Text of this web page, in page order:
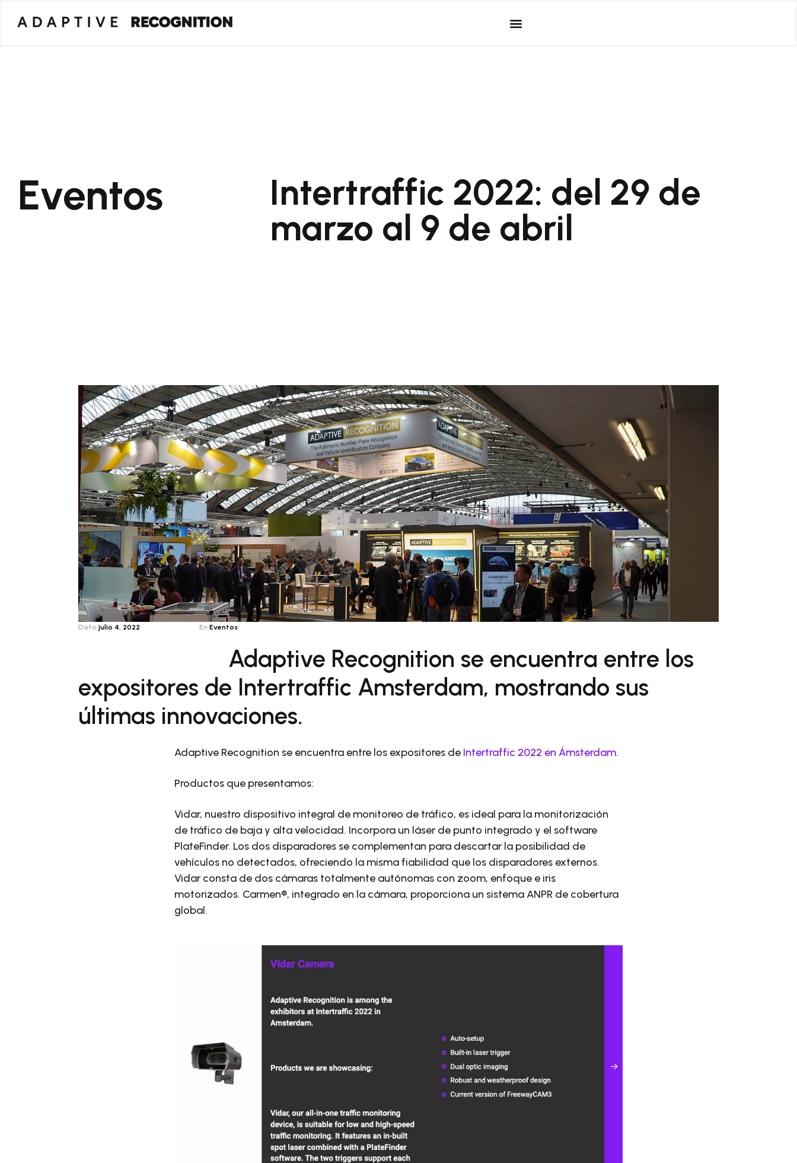
Eventos
Intertraffic 2022: del 29 de
marzo al 9 de abril
Dato julio 4, 2022 En Eventos
Adaptive Recognition se encuentra entre los
expositores de Intertraffic Amsterdam, mostrando sus
últimas innovaciones.
Adaptive Recognition se encuentra entre los expositores de Intertraffic 2022 en Ámsterdam.
Productos que presentamos:
Vidar, nuestro dispositivo integral de monitoreo de tráfico, es ideal para la monitorización
de tráfico de baja y alta velocidad. Incorpora un láser de punto integrado y el software
PlateFinder. Los dos disparadores se complementan para descartar la posibilidad de
vehículos no detectados, ofreciendo la misma fiabilidad que los disparadores externos.
Vidar consta de dos cámaras totalmente autónomas con zoom, enfoque e iris
motorizados. Carmen®, integrado en la cámara, proporciona un sistema ANPR de cobertura
global.